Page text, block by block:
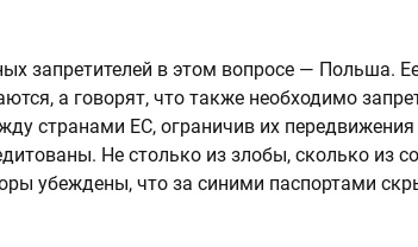
запретителей в этом вопросе — Польша.
а говорят, что также необходимо
странами ЕС, ограничив их
Не столько из злобы, сколько из
убеждены, что за синими паспортами